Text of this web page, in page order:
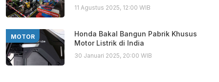
11 Agustus 2025, 12:00 WIB
MOTOR
Honda Bakal Bangun Pabrik Khusus
Motor Listrik di India
30 Januari 2025, 20:00 WIB